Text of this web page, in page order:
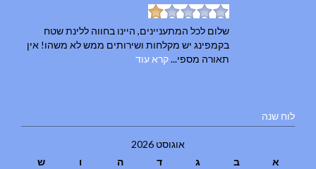
שלום לכל המתעניינים, היינו בחווה ללינת שטח
בקמפינג יש מקלחות ושירותים ממש לא משהו! אין
תאורה מספי...קרא עוד
לוח שנה
אוגוסט 2026
א
ב ג ד ה ו
ש